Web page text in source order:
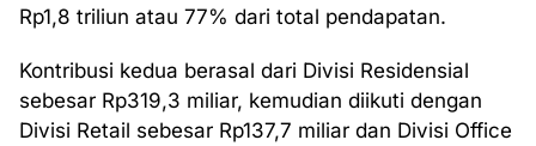
Rp1,8 triliun atau 77% dari total pendapatan.
Kontribusi kedua berasal dari Divisi Residensial
sebesar Rp319,3 miliar, kemudian diikuti dengan
Divisi Retail sebesar Rp137,7 miliar dan Divisi Office